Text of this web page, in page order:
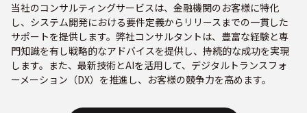
当社のコンサルティングサービスは、金融機関のお客様に特化
し、システム開発における要件定義からリリースまでの一貫した
サポートを提供します。弊社コンサルタントは、豊富な経験と専
門知識を有し戦略的なアドバイスを提供し、持続的な成功を実現
します。また、最新技術とAIを活用して、デジタルトランスフォ
ーメーション（DX）を推進し、お客様の競争力を高めます。